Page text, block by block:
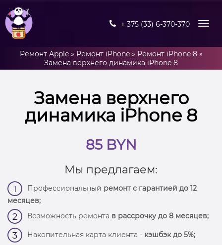
+ 375 (33) 6-370-370
Ремонт Apple» Ремонт iPhone» Ремонт iPhone 8»
Замена верхнего динамика iPhone 8
Замена верхнего
динамика iPhone 8
85 BYN
Мы предлагаем:
1 Профессиональный ремонт с гарантией до 12
месяцев;
2 Возможность ремонта в рассрочку до 8 месяцев;
3 Накопительная карта клиента - кэшбэк до 5%;